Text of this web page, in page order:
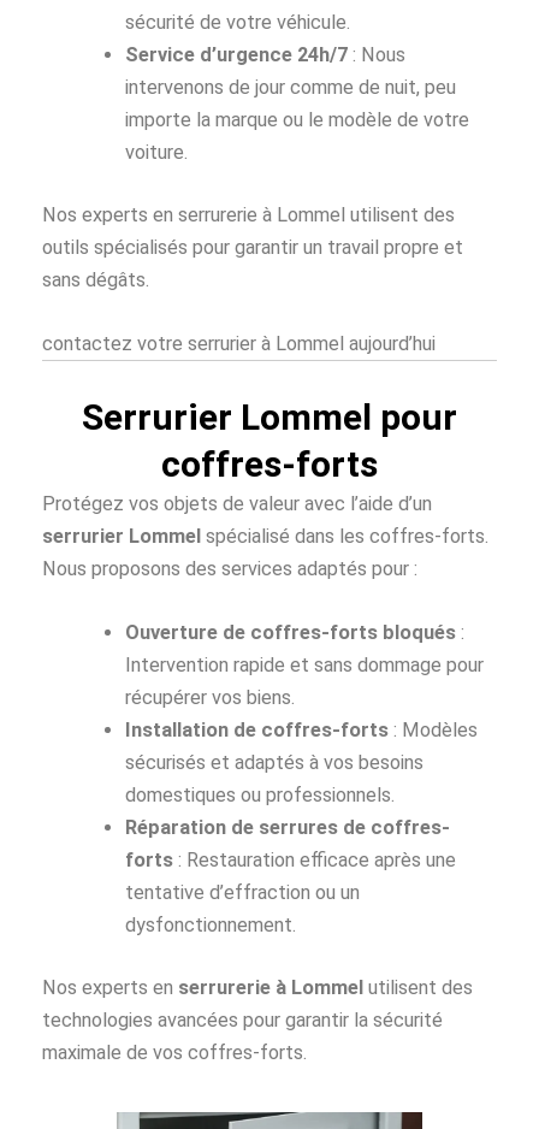
sécurité de votre véhicule.
Service d’urgence 24h/7 : Nous
intervenons de jour comme de nuit, peu
importe la marque ou le modèle de votre
voiture.
Nos experts en serrurerie à Lommel utilisent des
outils spécialisés pour garantir un travail propre et
sans dégâts.
contactez votre serrurier à Lommel aujourd’hui
Serrurier Lommel pour
coffres-forts
Protégez vos objets de valeur avec l’aide d’un
serrurier Lommel spécialisé dans les coffres-forts.
Nous proposons des services adaptés pour :
Ouverture de coffres-forts bloqués :
Intervention rapide et sans dommage pour
récupérer vos biens.
Installation de coffres-forts : Modèles
sécurisés et adaptés à vos besoins
domestiques ou professionnels.
Réparation de serrures de coffres-
forts : Restauration efficace après une
tentative d’effraction ou un
dysfonctionnement.
Nos experts en serrurerie à Lommel utilisent des
technologies avancées pour garantir la sécurité
maximale de vos coffres-forts.